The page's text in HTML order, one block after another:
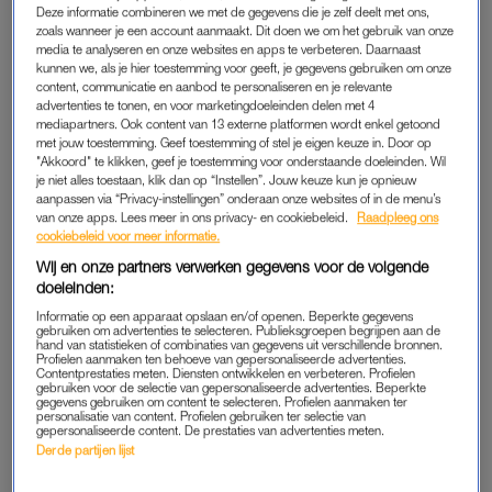
maar claimt door deze samenwerking het beste met de aarde
voor te hebben door bomen te planten. Deze samenwerking is
een marketingtruc, absoluut geen oplossing voor het
probleem”, zegt campagneleider Diederick van den Ende van
Greenpeace.
Staatsbosbeheer laat weten nog steeds achter de
samenwerking met Shell te staan. “Door de sponsoring van
Shell kunnen we in de Nederlandse gebieden die zijn getroffen
door essentaksterfte in zo’n tien jaar tijd ongeveer 5 miljoen
bomen bij planten. Zonder deze samenwerking was dat niet
overheid”, vertelt de woordvoerder.
HERBEBOSSING
Shell reageert dat kritiek krijgen onvermijdelijk is voor een
groot bedrijf. “Maar wie is er nou tegen het planten van
Deze informatie combineren we met de gegevens die je zelf deelt met ons,
zoals wanneer je een account aanmaakt. Dit doen we om het gebruik van onze
media te analyseren en onze websites en apps te verbeteren. Daarnaast
kunnen we, als je hier toestemming voor geeft, je gegevens gebruiken om onze
content, communicatie en aanbod te personaliseren en je relevante
advertenties te tonen, en voor marketingdoeleinden delen met 4
mediapartners. Ook content van 13 externe platformen wordt enkel getoond
met jouw toestemming. Geef toestemming of stel je eigen keuze in. Door op
"Akkoord" te klikken, geef je toestemming voor onderstaande doeleinden. Wil
je niet alles toestaan, klik dan op “Instellen”. Jouw keuze kun je opnieuw
aanpassen via “Privacy-instellingen” onderaan onze websites of in de menu’s
van onze apps. Lees meer in ons privacy- en cookiebeleid.
Raadpleeg ons
cookiebeleid voor meer informatie.
Wij en onze partners verwerken gegevens voor de volgende
doeleinden:
Informatie op een apparaat opslaan en/of openen. Beperkte gegevens
gebruiken om advertenties te selecteren. Publieksgroepen begrijpen aan de
hand van statistieken of combinaties van gegevens uit verschillende bronnen.
Profielen aanmaken ten behoeve van gepersonaliseerde advertenties.
Contentprestaties meten. Diensten ontwikkelen en verbeteren. Profielen
gebruiken voor de selectie van gepersonaliseerde advertenties. Beperkte
gegevens gebruiken om content te selecteren. Profielen aanmaken ter
personalisatie van content. Profielen gebruiken ter selectie van
gepersonaliseerde content. De prestaties van advertenties meten.
Derde partijen lijst